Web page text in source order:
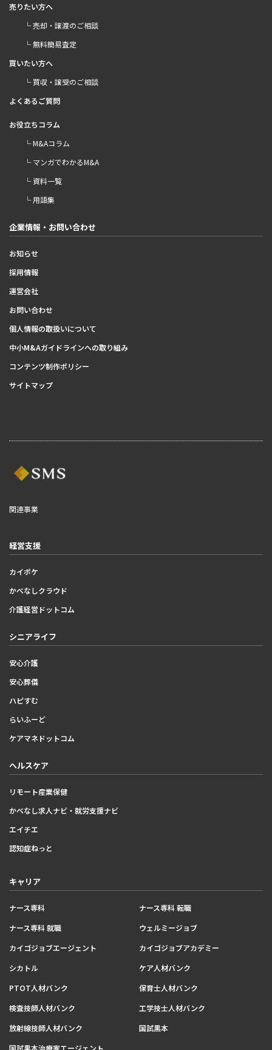
売りたい方へ
└ 売却・譲渡のご相談
└ 無料簡易査定
買いたい方へ
└ 買収・譲受のご相談
よくあるご質問
お役立ちコラム
└ M&Aコラム
└ マンガでわかるM&A
└ 資料一覧
└ 用語集
企業情報・お問い合わせ
お知らせ
採用情報
運営会社
お問い合わせ
個人情報の取扱いについて
中小M&Aガイドラインへの取り組み
コンテンツ制作ポリシー
サイトマップ
関連事業
経営支援
カイポケ
かべなしクラウド
介護経営ドットコム
シニアライフ
安心介護
安心葬儀
ハピすむ
らいふーど
ケアマネドットコム
ヘルスケア
リモート産業保健
かべなし求人ナビ・就労支援ナビ
エイチエ
認知症ねっと
キャリア
ナース専科
ナース専科 転職
ナース専科 就職
ウェルミージョブ
カイゴジョブエージェント
カイゴジョブアカデミー
シカトル
ケア人材バンク
PTOT人材バンク
保育士人材バンク
検査技師人材バンク
工学技士人材バンク
放射線技師人材バンク
国試黒本
国試黒本治療家エージェント